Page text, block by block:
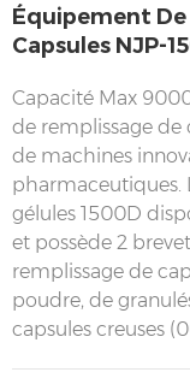
Équipement
Capsules NJP-
Capacité Max
de remplissage de
de machines
pharmaceutiques.
gélules 1500D
et possède 2
remplissage de
poudre, de
capsules creuses